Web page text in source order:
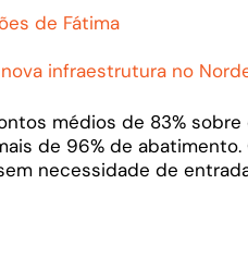
de Fátima
infraestrutura no
médios de 83% sobre
de 96% de abatimento.
necessidade de